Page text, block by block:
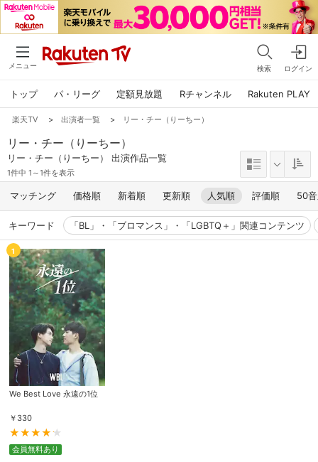
メニュー 検索 ログイン
トップ パ・リーグ 定額見放題 Rチャンネル Rakuten PLAY
楽天TV > 出演者一覧 > リー・チー（りーちー）
リー・チー（りーちー）
リー・チー（りーちー） 出演作品一覧
1件中 1～1件を表示
マッチング 価格順 新着順 更新順 人気順 評価順 50
キーワード 「BL」・「ブロマンス」・「LGBTQ＋」関連コンテンツ
1
We Best Love 永遠の1位
￥ 330
会員無料あり